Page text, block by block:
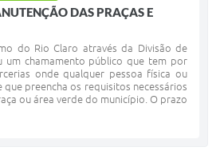
DAS PRAÇAS E
do Rio Claro através da Divisão de
um chamamento público que tem por
onde qualquer pessoa física ou
que preencha os requisitos necessários
ou área verde do município. O prazo